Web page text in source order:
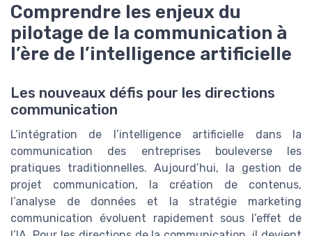
Comprendre les enjeux du
pilotage de la communication à
l’ère de l’intelligence artificielle
Les nouveaux défis pour les directions
communication
L’intégration de l’intelligence artificielle dans la
communication des entreprises bouleverse les
pratiques traditionnelles. Aujourd’hui, la gestion de
projet communication, la création de contenus,
l’analyse de données et la stratégie marketing
communication évoluent rapidement sous l’effet de